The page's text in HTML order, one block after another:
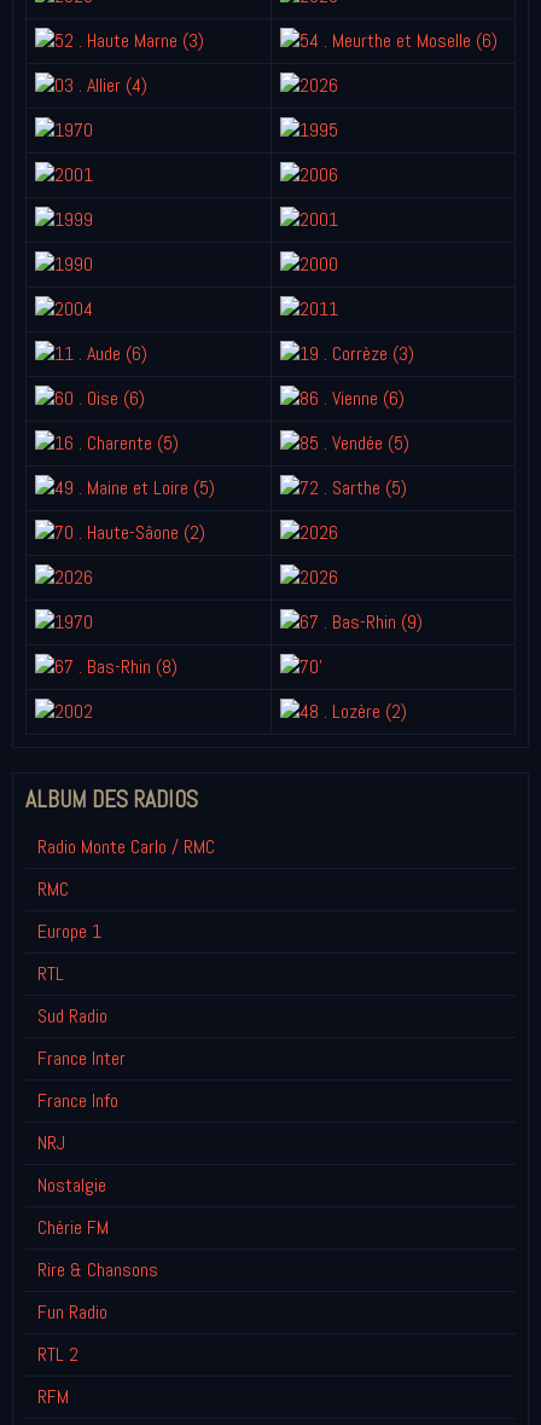
ALBUM DES RADIOS
Radio Monte Carlo / RMC
RMC
Europe 1
RTL
Sud Radio
France Inter
France Info
NRJ
Nostalgie
Chérie FM
Rire & Chansons
Fun Radio
RTL 2
RFM